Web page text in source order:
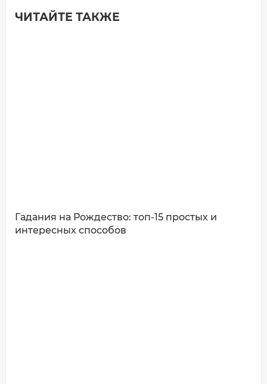
Добавить комментарий
ЧИТАЙТЕ ТАКЖЕ
Гадания на Рождество: топ-15 простых и
интересных способов